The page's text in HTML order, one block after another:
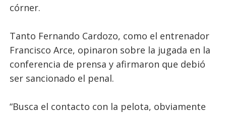
córner.
Tanto Fernando Cardozo, como el entrenador
Francisco Arce, opinaron sobre la jugada en la
conferencia de prensa y afirmaron que debió
ser sancionado el penal.
“Busca el contacto con la pelota, obviamente